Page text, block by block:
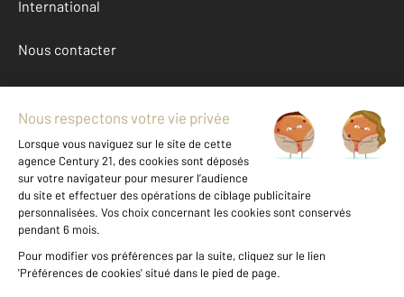
International
Nous contacter
Mentions légales & CGU et Barèmes d'honoraires
Données personnelles
Gestionnaire des cookies
Achat appartement autour de FREJUS (83600)